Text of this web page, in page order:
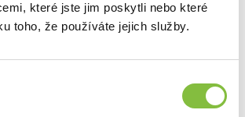
které jste jim poskytli nebo které
toho, že používáte jejich služby.